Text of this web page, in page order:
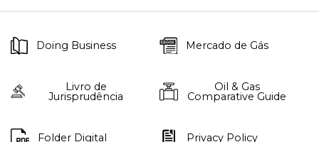
Doing Business Mercado de Gás
Livro de
Jurisprudência
Oil & Gas
Comparative Guide
Folder Digital Privacy Policy